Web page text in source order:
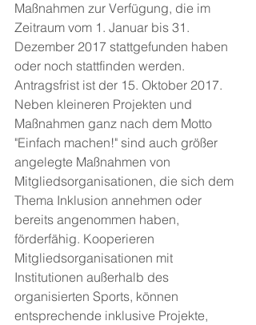
Maßnahmen zur Verfügung, die im
Zeitraum vom 1. Januar bis 31.
Dezember 2017 stattgefunden haben
oder noch stattfinden werden.
Antragsfrist ist der 15. Oktober 2017.
Neben kleineren Projekten und
Maßnahmen ganz nach dem Motto
"Einfach machen!" sind auch größer
angelegte Maßnahmen von
Mitgliedsorganisationen, die sich dem
Thema Inklusion annehmen oder
bereits angenommen haben,
förderfähig. Kooperieren
Mitgliedsorganisationen mit
Institutionen außerhalb des
organisierten Sports, können
entsprechende inklusive Projekte,